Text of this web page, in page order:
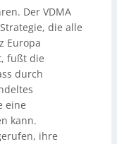
Der VDMA
die alle
Europa
fußt die
durch
eine
kann.
ihre